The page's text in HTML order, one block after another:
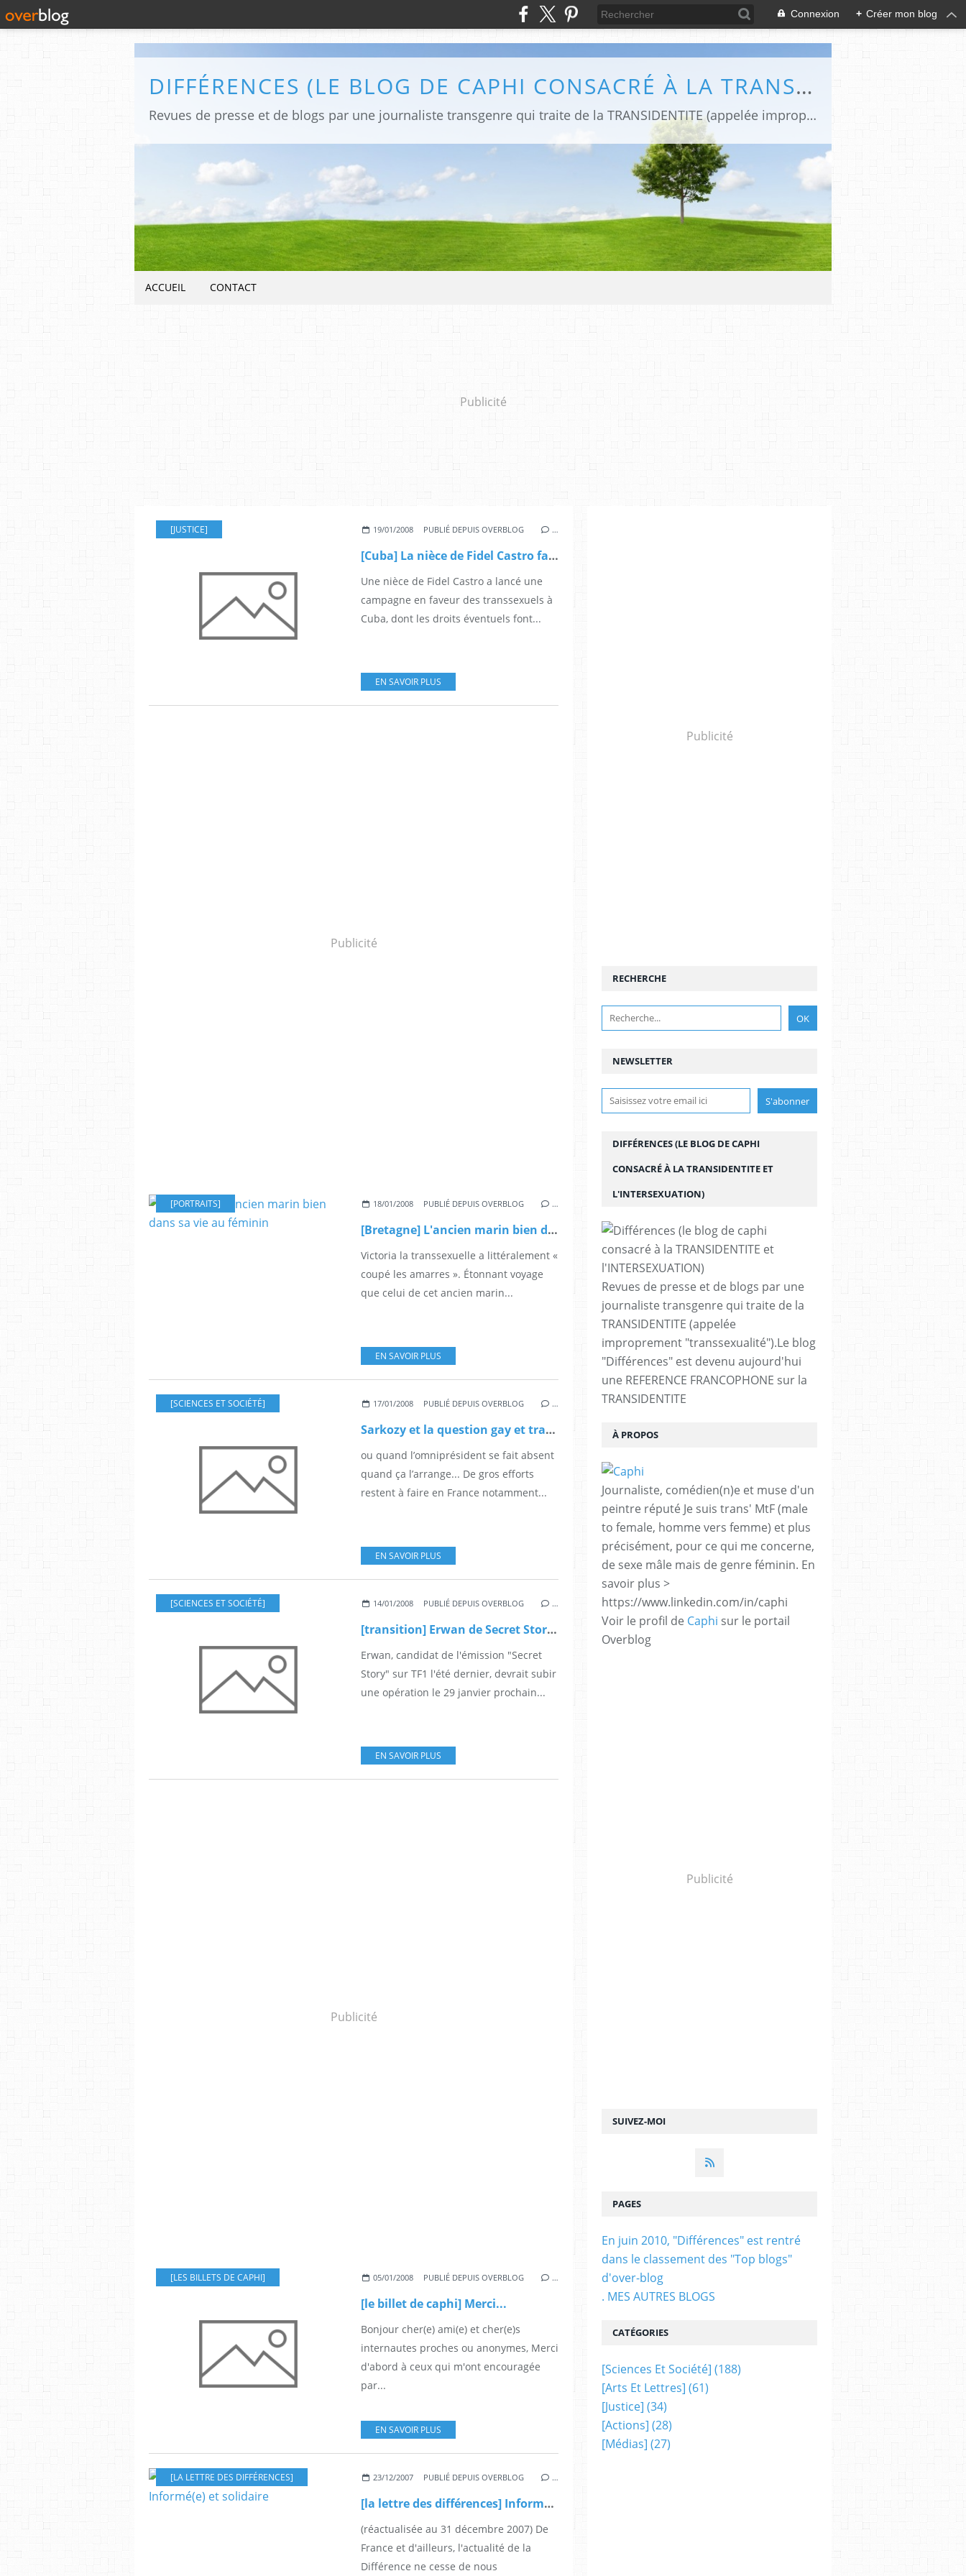
Connexion + Créer mon blog
DIFFÉRENCES (LE BLOG DE CAPHI CONSACRÉ À LA TRANSIDENTITE ET L'INTERSEXUATION)
Revues de presse et de blogs par une journaliste transgenre qui traite de la TRANSIDENTITE (appelée improprement "transsexualité").Le blog "Différences" est devenu aujourd'hui une REFERENCE FRANCOPHONE sur la TRANSIDENTITE
ACCUEIL CONTACT
Publicité
[JUSTICE] 19/01/2008 PUBLIÉ DEPUIS OVERBLOG …
[Cuba] La nièce de Fidel Castro fait campagne pour les droits des transsexuels
Une nièce de Fidel Castro a lancé une
campagne en faveur des transsexuels à
Cuba, dont les droits éventuels font...
EN SAVOIR PLUS
Publicité
[PORTRAITS] 18/01/2008 PUBLIÉ DEPUIS OVERBLOG …
[Bretagne] L'ancien marin bien dans sa vie au féminin
Victoria la transsexuelle a littéralement «
coupé les amarres ». Étonnant voyage
que celui de cet ancien marin...
EN SAVOIR PLUS
[SCIENCES ET SOCIÉTÉ] 17/01/2008 PUBLIÉ DEPUIS OVERBLOG …
Sarkozy et la question gay et trans...
ou quand l’omniprésident se fait absent
quand ça l’arrange... De gros efforts
restent à faire en France notamment...
EN SAVOIR PLUS
[SCIENCES ET SOCIÉTÉ] 14/01/2008 PUBLIÉ DEPUIS OVERBLOG …
[transition] Erwan de Secret Story va changer de sexe
Erwan, candidat de l'émission "Secret
Story" sur TF1 l'été dernier, devrait subir
une opération le 29 janvier prochain...
EN SAVOIR PLUS
Publicité
[LES BILLETS DE CAPHI] 05/01/2008 PUBLIÉ DEPUIS OVERBLOG …
[le billet de caphi] Merci...
Bonjour cher(e) ami(e) et cher(e)s
internautes proches ou anonymes, Merci
d'abord à ceux qui m'ont encouragée
par...
EN SAVOIR PLUS
[LA LETTRE DES DIFFÉRENCES] 23/12/2007 PUBLIÉ DEPUIS OVERBLOG …
[la lettre des différences] Informé(e) et solidaire
(réactualisée au 31 décembre 2007) De
France et d'ailleurs, l'actualité de la
Différence ne cesse de nous
Publicité
NEWSLETTER
SUIVEZ-MOI
RECHERCHE
DIFFÉRENCES (LE BLOG DE CAPHI
CONSACRÉ À LA TRANSIDENTITE ET
L'INTERSEXUATION)
Revues de presse et de blogs par une
journaliste transgenre qui traite de la
TRANSIDENTITE (appelée
improprement "transsexualité").Le blog
"Différences" est devenu aujourd'hui
une REFERENCE FRANCOPHONE sur la
TRANSIDENTITE
À PROPOS
Journaliste, comédien(n)e et muse d'un
peintre réputé Je suis trans' MtF (male
to female, homme vers femme) et plus
précisément, pour ce qui me concerne,
de sexe mâle mais de genre féminin. En
savoir plus >
https://www.linkedin.com/in/caphi
Voir le profil de Caphi sur le portail
Overblog
Publicité
PAGES
En juin 2010, "Différences" est rentré
dans le classement des "Top blogs"
d'over-blog
. MES AUTRES BLOGS
CATÉGORIES
[sciences Et Société] (188)
[arts Et Lettres] (61)
[justice] (34)
[actions] (28)
[médias] (27)